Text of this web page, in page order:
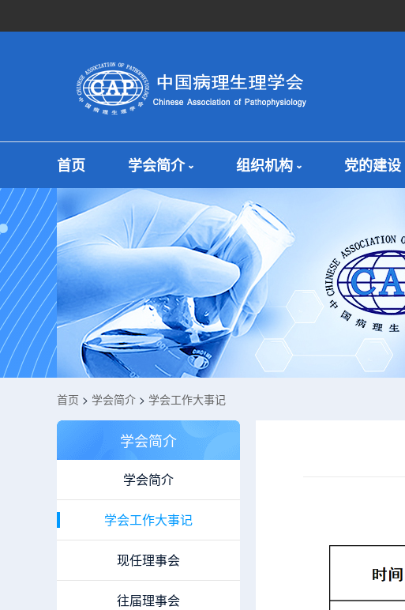
首页 学会简介 组织机构 党的建设
首页 > 学会简介 > 学会工作大事记
学会简介
学会简介
学会工作大事记
现任理事会
往届理事会